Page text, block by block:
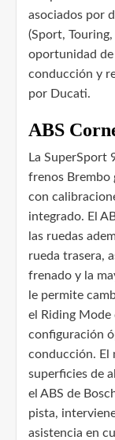
asociados por
(Sport,
oportunidad
conducción y
por Ducati.
ABS
La SuperSport
frenos Brembo
con
integrado. El
las ruedas
rueda trasera,
frenado y la
le permite
el Riding Mode
configuración
conducción. El
superficies de
el ABS de
pista,
asistencia en